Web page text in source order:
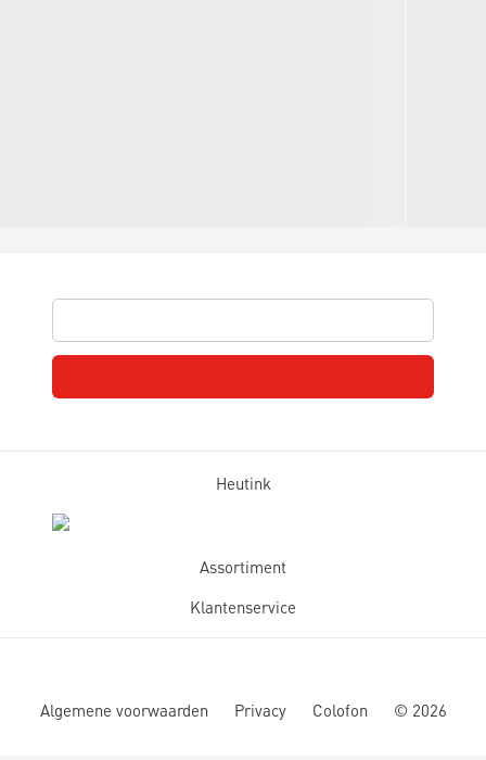
Heutink
Assortiment
Klantenservice
Algemene voorwaarden Privacy Colofon © 2026